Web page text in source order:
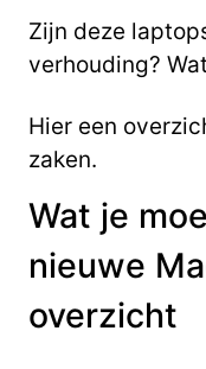
Zijn deze
verhouding?
Hier een
zaken.
Wat je
nieuwe
overzicht